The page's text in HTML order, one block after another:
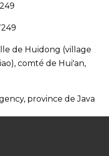
de Huidong (village
comté de Hui'an,
province de Java